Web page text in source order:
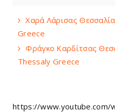
Χαρά Λάρισας
Greece
Φράγκο Καρδίτσας
Thessaly Greece
https://www.youtube.com/